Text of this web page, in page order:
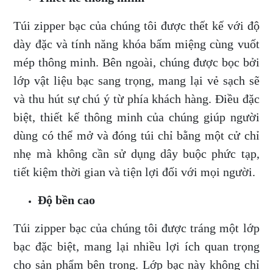
Túi zipper bạc của chúng tôi được thết kế với độ
dày đặc và tính năng khóa bấm miệng cùng vuốt
mép thông minh. Bên ngoài, chúng được bọc bởi
lớp vật liệu bạc sang trọng, mang lại vẻ sạch sẽ
và thu hút sự chú ý từ phía khách hàng. Điều đặc
biệt, thiết kế thông minh của chúng giúp người
dùng có thể mở và đóng túi chỉ bằng một cử chỉ
nhẹ mà không cần sử dụng dây buộc phức tạp,
tiết kiệm thời gian và tiện lợi đối với mọi người.
Độ bền cao
Túi zipper bạc của chúng tôi được tráng một lớp
bạc đặc biệt, mang lại nhiều lợi ích quan trọng
cho sản phẩm bên trong. Lớp bạc này không chỉ